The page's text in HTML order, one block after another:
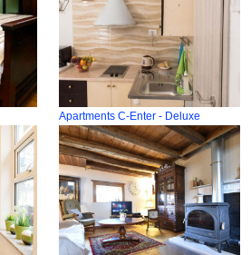
Apartments C-Enter - Deluxe